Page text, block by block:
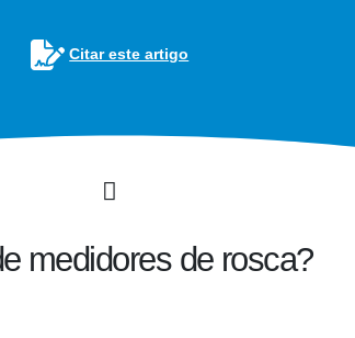
Citar este artigo
medidores de rosca?